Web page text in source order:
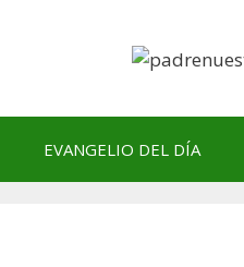
EVANGELIO DEL DÍA